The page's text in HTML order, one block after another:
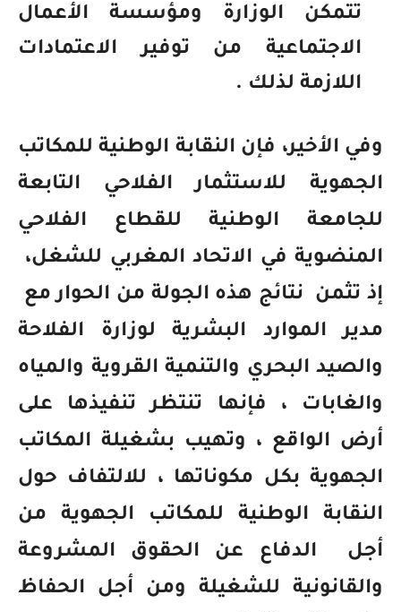
تتمكن الوزارة ومؤسسة الأعمال
الاجتماعية من توفير الاعتمادات
اللازمة لذلك .
وفي الأخير، فإن النقابة الوطنية للمكاتب
الجهوية للاستثمار الفلاحي التابعة
للجامعة الوطنية للقطاع الفلاحي
المنضوية في الاتحاد المغربي للشغل،
إذ تثمن
نتائج هذه الجولة من الحوار مع
مدير الموارد البشرية لوزارة الفلاحة
والصيد البحري والتنمية القروية والمياه
والغابات ، فإنها تنتظر تنفيذها على
أرض الواقع ، وتهيب بشغيلة المكاتب
الجهوية بكل مكوناتها ، للالتفاف حول
النقابة الوطنية للمكاتب الجهوية من
أجل
الدفاع عن الحقوق المشروعة
والقانونية للشغيلة ومن أجل الحفاظ